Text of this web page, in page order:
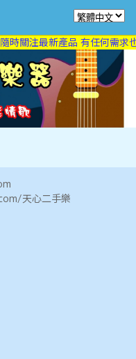
時關注最新產品 有任何需求
天心二手樂